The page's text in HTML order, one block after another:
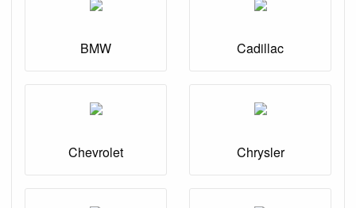
BMW Cadillac
Chevrolet Chrysler